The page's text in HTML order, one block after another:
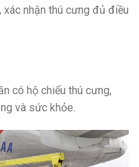
xác nhận thú cưng đủ điều
có hộ chiếu thú cưng,
và sức khỏe.